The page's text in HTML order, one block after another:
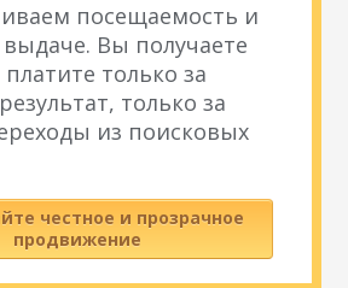
посещаемость и
Вы получаете
только за
только за
из поисковых
честное и прозрачное
продвижение